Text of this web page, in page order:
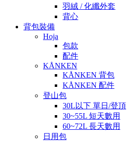
羽絨 / 化纖外套
背心
背包裝備
Hoja
包款
配件
KÅNKEN
KÅNKEN 背包
KÅNKEN 配件
登山包
30L以下 單日/登頂
30~55L 短天數用
60~72L 長天數用
日用包